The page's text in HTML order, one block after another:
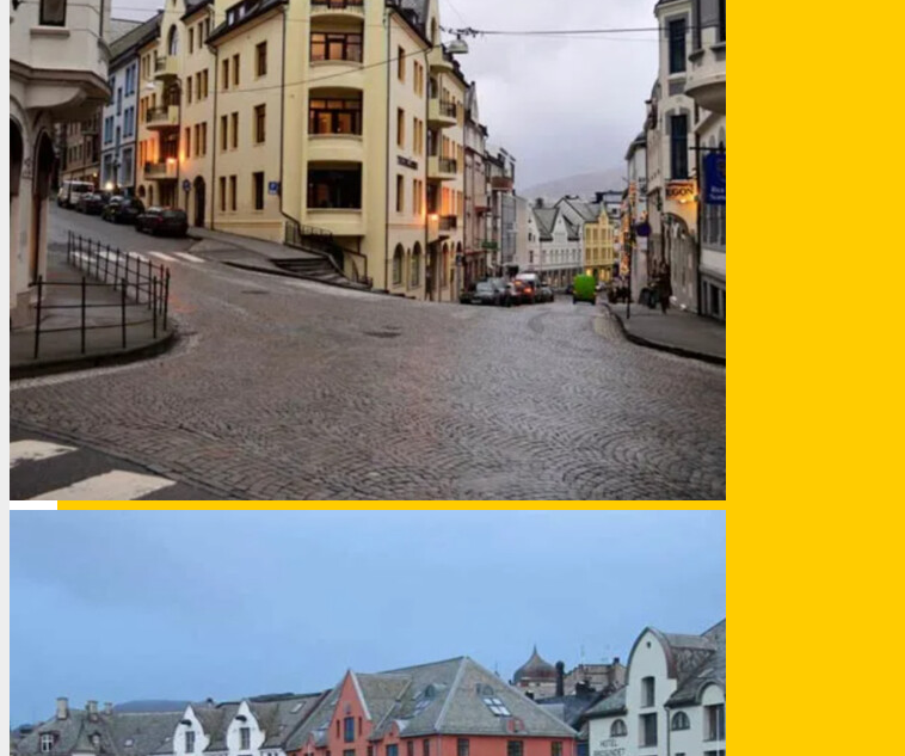
Венгрия
Германия
Греция
Грузия
Египет